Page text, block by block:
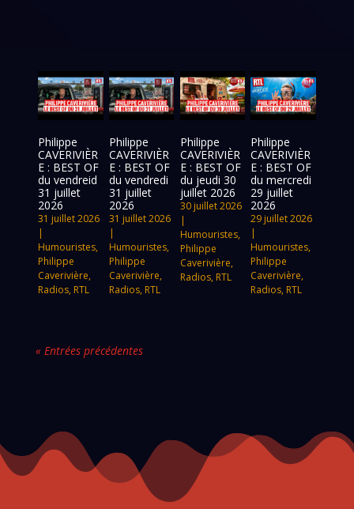
Philippe
CAVERIVIÈR
E : BEST OF
du vendreid
31 juillet
2026
31 juillet 2026
|
Humouristes,
Philippe
Caverivière,
Radios, RTL
Philippe
CAVERIVIÈR
E : BEST OF
du vendredi
31 juillet
2026
31 juillet 2026
|
Humouristes,
Philippe
Caverivière,
Radios, RTL
Philippe
CAVERIVIÈR
E : BEST OF
du jeudi 30
juillet 2026
30 juillet 2026
|
Humouristes,
Philippe
Caverivière,
Radios, RTL
Philippe
CAVERIVIÈR
E : BEST OF
du mercredi
29 juillet
2026
29 juillet 2026
|
Humouristes,
Philippe
Caverivière,
Radios, RTL
« Entrées précédentes